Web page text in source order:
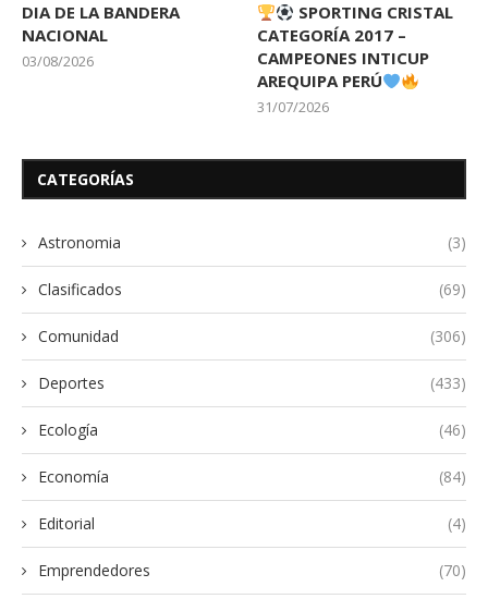
DIA DE LA BANDERA
NACIONAL
03/08/2026
SPORTING CRISTAL
CATEGORÍA 2017 –
CAMPEONES INTICUP
AREQUIPA PERÚ
31/07/2026
CATEGORÍAS
Astronomia (3)
Clasificados (69)
Comunidad (306)
Deportes (433)
Ecología (46)
Economía (84)
Editorial (4)
Emprendedores (70)